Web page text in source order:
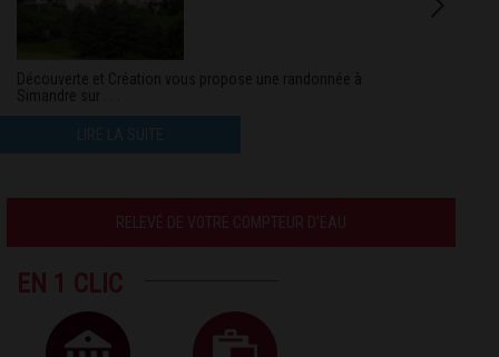
Découverte et Création vous propose une randonnée à
Simandre sur . . .
RELEVÉ DE VOTRE COMPTEUR D'EAU
EN 1 CLIC